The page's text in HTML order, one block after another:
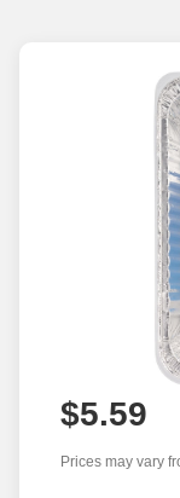
$5.59
Prices may vary